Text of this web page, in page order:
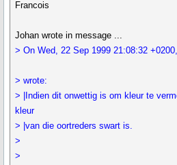
Francois
Johan wrote in message ...
> On Wed, 22 Sep 1999 21:08:32
> wrote:
> |Indien dit onwettig is om kleur te
kleur
> |van die oortreders swart is.
>
>